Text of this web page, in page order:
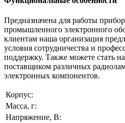
Предназначена для работы
промышленного электронного
клиентам наша организация
условия сотрудничества и
поддержку. Также можете стать
поставщиком различных
электронных компонентов.
Корпус:
Масса, г:
Напряжение, В: